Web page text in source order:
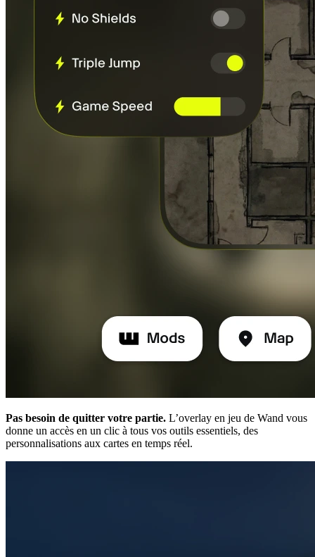
Pas besoin de quitter votre partie. L’overlay en jeu de Wand vous
donne un accès en un clic à tous vos outils essentiels, des
personnalisations aux cartes en temps réel.